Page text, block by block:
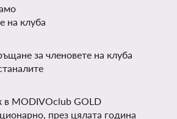
на клуба
за членовете на клуба
в MODIVOclub GOLD
през цялата година